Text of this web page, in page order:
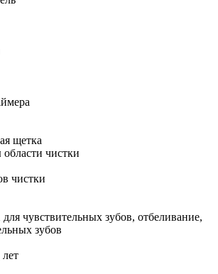
щетка
чистки
чистки
чувствительных зубов, отбеливание,
зубов